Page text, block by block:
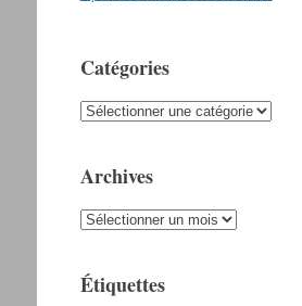
Catégories
Catégories
Archives
Archives
Étiquettes